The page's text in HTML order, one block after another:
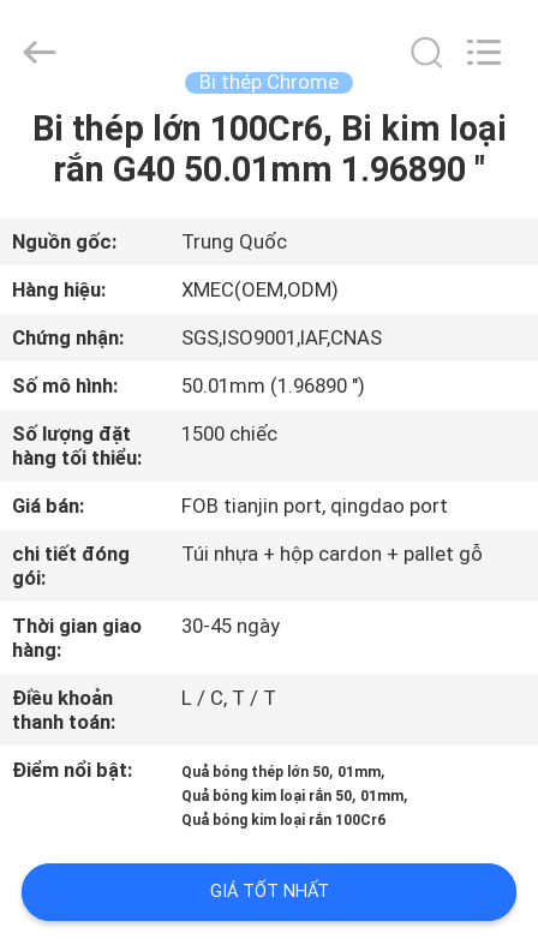
TRANG
CHỦ
CÁC
SẢN
PHẨM
VỀ
CHÚNG
THAM
NHÀ
MÁY
KIỂM
LƯỢNG
engineering
import
Bi thép Chrome
Bi thép lớn 100Cr6, Bi kim loại
rắn G40 50.01mm 1.96890 "
Nguồn gốc:
Trung Quốc
Hàng hiệu:
XMEC(OEM,ODM)
Chứng nhận:
SGS,ISO9001,IAF,CNAS
Số mô hình:
50.01mm (1.96890 ")
Số lượng đặt
hàng tối thiểu:
1500 chiếc
Giá bán:
FOB tianjin port, qingdao port
chi tiết đóng
gói:
Túi nhựa + hộp cardon + pallet gỗ
Thời gian giao
hàng:
30-45 ngày
Điều khoản
thanh toán:
L / C, T / T
Điểm nổi bật: Quả bóng thép lớn 50, 01mm,
Quả bóng kim loại rắn 50, 01mm,
Quả bóng kim loại rắn 100Cr6
GIÁ TỐT NHẤT